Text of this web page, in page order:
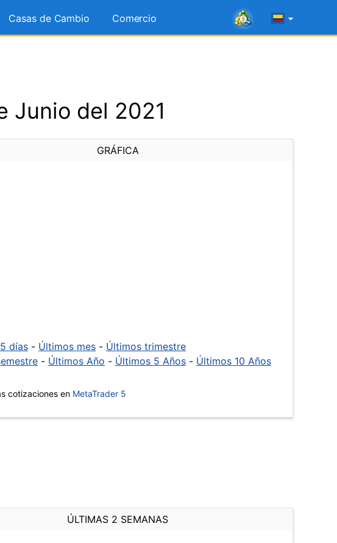
Casas de Cambio Comercio
Junio del 2021
GRÁFICA
días - Últimos mes - Últimos trimestre
- Últimos Año - Últimos 5 Años - Últimos 10 Años
cotizaciones en MetaTrader 5
ÚLTIMAS 2 SEMANAS